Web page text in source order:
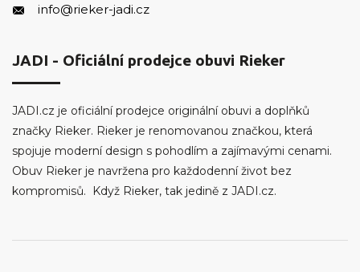
info@rieker-jadi.cz
JADI - Oficiální prodejce obuvi Rieker
JADI.cz je oficiální prodejce originální obuvi a doplňků
značky Rieker. Rieker je renomovanou značkou, která
spojuje moderní design s pohodlím a zajímavými cenami.
Obuv Rieker je navržena pro každodenní život bez
kompromisů. Když Rieker, tak jedině z JADI.cz.